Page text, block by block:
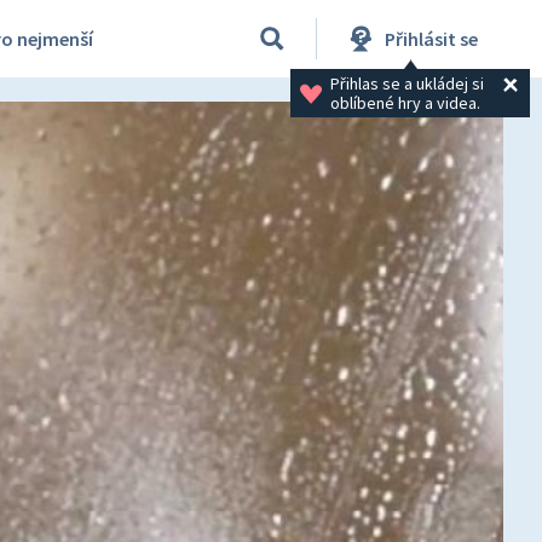
nejmenší Přihlásit se
Přihlas se a ukládej si
oblíbené hry a videa.